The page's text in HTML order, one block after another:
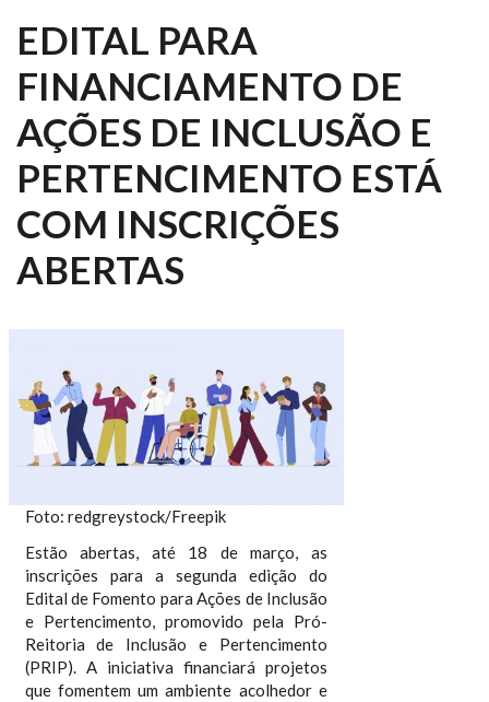
EDITAL PARA
FINANCIAMENTO DE
AÇÕES DE INCLUSÃO E
PERTENCIMENTO ESTÁ
COM INSCRIÇÕES
ABERTAS
Foto: redgreystock/Freepik
Estão abertas, até 18 de março, as
inscrições para a segunda edição do
Edital de Fomento para Ações de Inclusão
e Pertencimento, promovido pela Pró-
Reitoria de Inclusão e Pertencimento
(PRIP). A iniciativa financiará projetos
que fomentem um ambiente acolhedor e